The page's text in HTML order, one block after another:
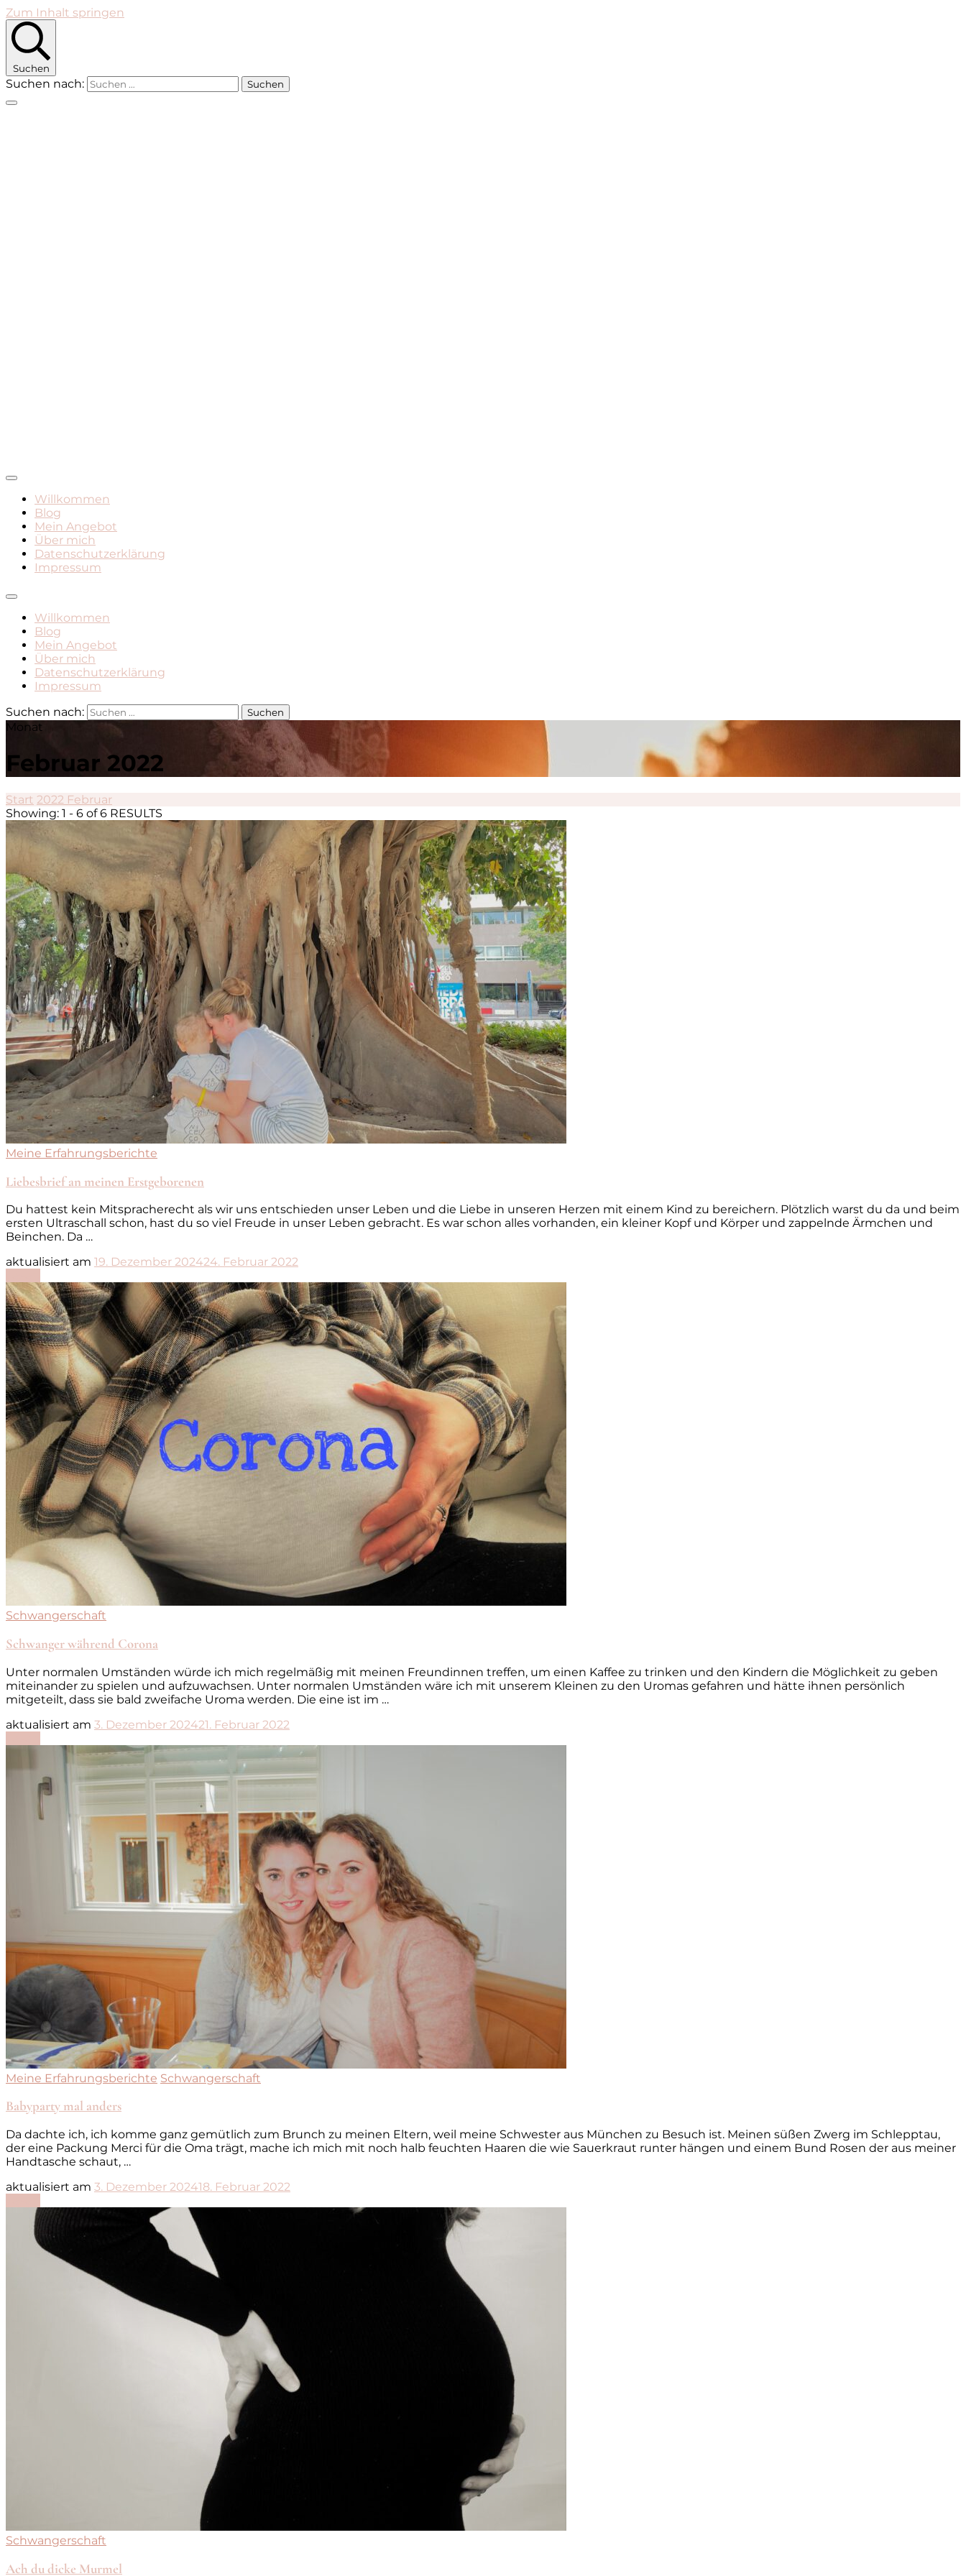
Zum Inhalt springen
Suchen
Suchen nach:
Mami Mara – Der Mama Blog
Willkommen
Blog
Mein Angebot
Über mich
Datenschutzerklärung
Impressum
Willkommen
Blog
Mein Angebot
Über mich
Datenschutzerklärung
Impressum
Suchen nach:
Monat
Februar 2022
Start 2022 Februar
Showing: 1 - 6 of 6 RESULTS
Meine Erfahrungsberichte
Liebesbrief an meinen Erstgeborenen
Du hattest kein Mitspracherecht als wir uns entschieden unser Leben und die Liebe in unseren Herzen mit einem Kind zu bereichern. Plötzlich warst du da und beim
ersten Ultraschall schon, hast du so viel Freude in unser Leben gebracht. Es war schon alles vorhanden, ein kleiner Kopf und Körper und zappelnde Ärmchen und
Beinchen. Da …
aktualisiert am 19. Dezember 202424. Februar 2022
Schwangerschaft
Schwanger während Corona
Unter normalen Umständen würde ich mich regelmäßig mit meinen Freundinnen treffen, um einen Kaffee zu trinken und den Kindern die Möglichkeit zu geben
miteinander zu spielen und aufzuwachsen. Unter normalen Umständen wäre ich mit unserem Kleinen zu den Uromas gefahren und hätte ihnen persönlich
mitgeteilt, dass sie bald zweifache Uroma werden. Die eine ist im …
aktualisiert am 3. Dezember 202421. Februar 2022
Meine Erfahrungsberichte Schwangerschaft
Babyparty mal anders
Da dachte ich, ich komme ganz gemütlich zum Brunch zu meinen Eltern, weil meine Schwester aus München zu Besuch ist. Meinen süßen Zwerg im Schlepptau,
der eine Packung Merci für die Oma trägt, mache ich mich mit noch halb feuchten Haaren die wie Sauerkraut runter hängen und einem Bund Rosen der aus meiner
Handtasche schaut, …
aktualisiert am 3. Dezember 202418. Februar 2022
Schwangerschaft
Ach du dicke Murmel